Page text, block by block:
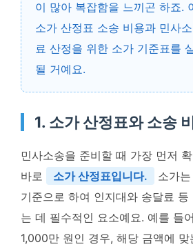
이 많아 복잡함을 느끼곤 하죠.
소가 산정표 소송 비용과 민사
료 산정을 위한 소가 기준표를
될 거예요.
1. 소가 산정표와 소송
민사소송을 준비할 때 가장 먼저
바로
소가 산정표입니다.
소가
기준으로 하여 인지대와 송달료
는 데 필수적인 요소예요. 예를 들
1,000만 원인 경우, 해당 금액에